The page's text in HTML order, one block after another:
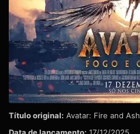
Título original: Avatar: Fire and Ash